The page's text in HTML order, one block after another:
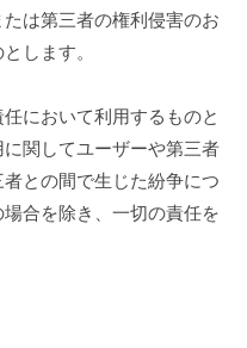
は第三者の権利侵害のお
します。
において利用するものと
関してユーザーや第三者
との間で生じた紛争につ
合を除き、一切の責任を